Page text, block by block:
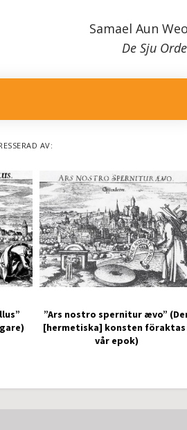
Samael Aun
De Sju
AV:
”Ars nostro spernitur ævo”
[hermetiska] konsten föraktas
vår epok)